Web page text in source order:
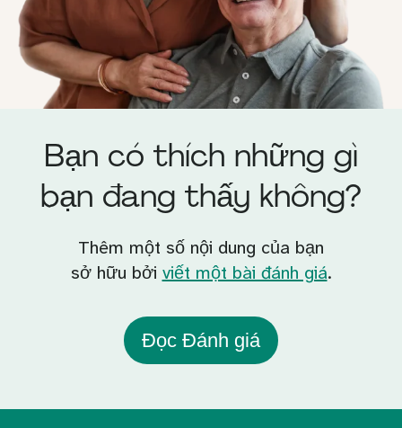
Bạn có thích những gì
bạn đang thấy không?
Thêm một số nội dung của bạn
sở hữu bởi viết một bài đánh giá.
Đọc Đánh giá